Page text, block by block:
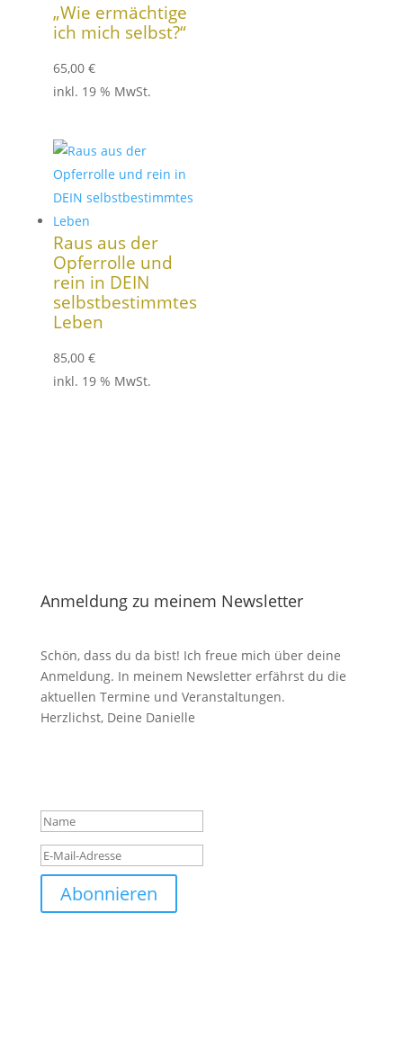
„Wie ermächtige
ich mich selbst?“
65,00 €
inkl. 19 % MwSt.
Raus aus der
Opferrolle und
rein in DEIN
selbstbestimmtes
Leben
85,00 €
inkl. 19 % MwSt.
Anmeldung zu meinem Newsletter
Schön, dass du da bist! Ich freue mich über deine
Anmeldung. In meinem Newsletter erfährst du die
aktuellen Termine und Veranstaltungen.
Herzlichst, Deine Danielle
Abonnieren